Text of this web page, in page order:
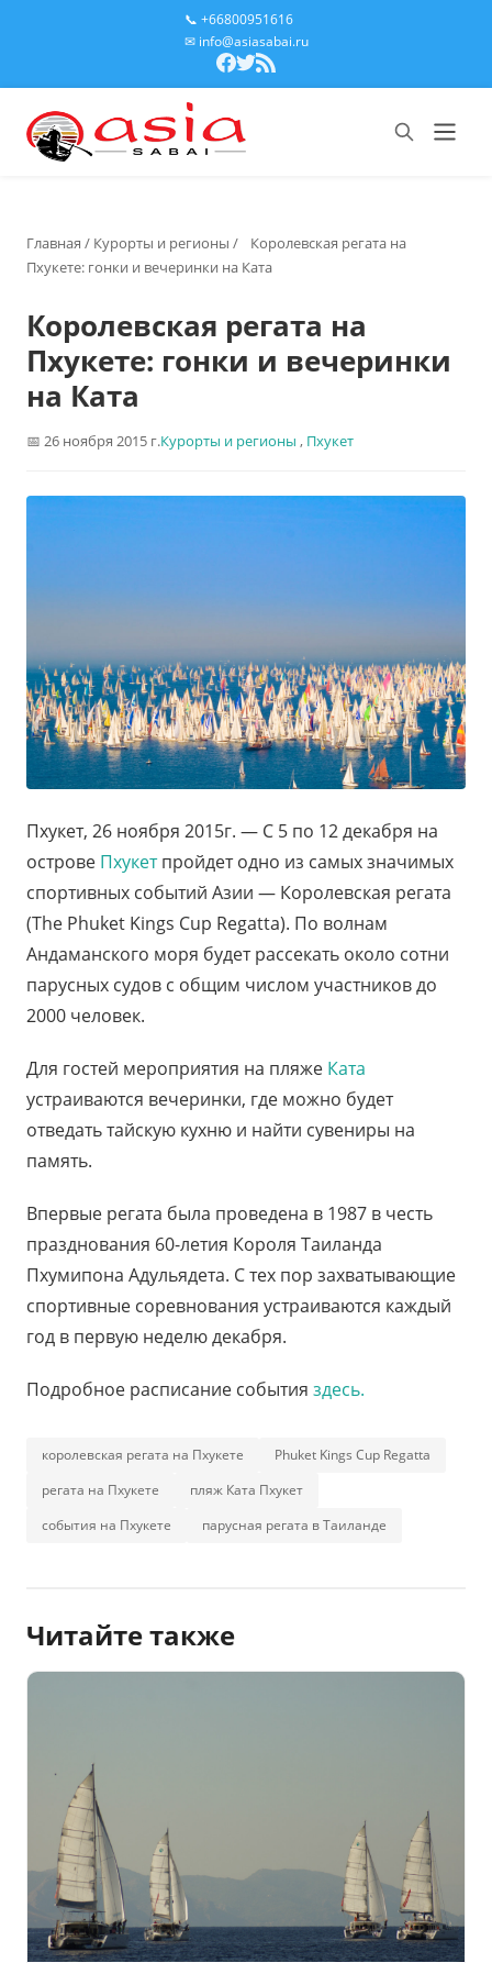
📞 +66800951616
✉ info@asiasabai.ru
Главная / Курорты и регионы /
Королевская регата на
Пхукете: гонки и вечеринки на Ката
Королевская регата на
Пхукете: гонки и вечеринки
на Ката
26 ноября 2015 г.Курорты и регионы , Пхукет
Пхукет, 26 ноября 2015г. — С 5 по 12 декабря на
острове Пхукетпройдет одно из самых значимых
спортивных событий Азии — Королевская регата
(The Phuket Kings Cup Regatta). По волнам
Андаманского моря будет рассекать около сотни
парусных судов с общим числом участников до
2000 человек.
Для гостей мероприятия на пляже Ката
устраиваются вечеринки, где можно будет
отведать тайскую кухню и найти сувениры на
память.
Впервые регата была проведена в 1987 в честь
празднования 60-летия Короля Таиланда
Пхумипона Адульядета. С тех пор захватывающие
спортивные соревнования устраиваются каждый
год в первую неделю декабря.
Подробное расписание события здесь.
королевская регата на Пхукете
Phuket Kings Cup Regatta
регата на Пхукете
пляж Ката Пхукет
события на Пхукете
парусная регата в Таиланде
Читайте также